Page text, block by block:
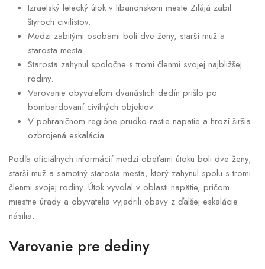
Izraelský letecký útok v libanonskom meste Zilájá zabil
štyroch civilistov.
Medzi zabitými osobami boli dve ženy, starší muž a
starosta mesta.
Starosta zahynul spoločne s tromi členmi svojej najbližšej
rodiny.
Varovanie obyvateľom dvanástich dedín prišlo po
bombardovaní civilných objektov.
V pohraničnom regióne prudko rastie napätie a hrozí širšia
ozbrojená eskalácia.
Podľa oficiálnych informácií medzi obeťami útoku boli dve ženy,
starší muž a samotný starosta mesta, ktorý zahynul spolu s tromi
členmi svojej rodiny. Útok vyvolal v oblasti napätie, pričom
miestne úrady a obyvatelia vyjadrili obavy z ďalšej eskalácie
násilia.
Varovanie pre dediny